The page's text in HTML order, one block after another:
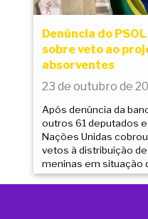
Denúncia do
sobre veto ao
absorventes
23 de outubro de
Após denúncia da
outros 61 deputados
Nações Unidas
vetos à distribuição
meninas em situação